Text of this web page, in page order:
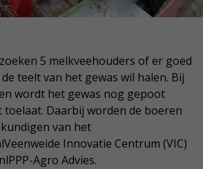
5 melkveehouders of er goed
teelt van het gewas wil halen. Bij
wordt het gewas nog gepoot
toelaat. Daarbij worden de boeren
van het
Innovatie Centrum (VIC)
Agro Advies.